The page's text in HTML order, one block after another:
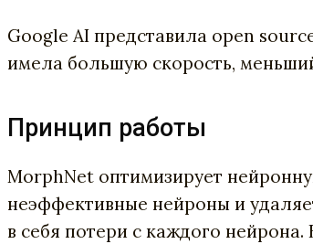
Google AI представила open
имела большую скорость,
Принцип работы
MorphNet оптимизирует
неэффективные нейроны и
в себя потери с каждого